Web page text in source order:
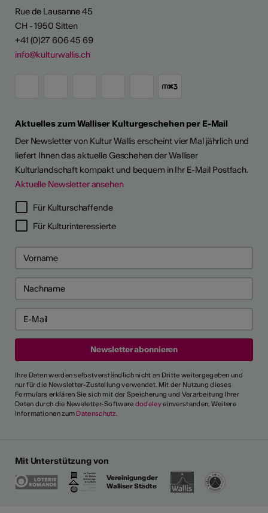
anzeigen
als
r
r
allgemeinen und
erklärt ausserdem den
Ausdrücken.
Rue de Lausanne 45
CH - 1950 Sitten
+41 (0)27 606 45 69
info@kulturwallis.ch
Aktuelles zum Walliser Kulturgeschehen per E-Mail
Der Newsletter von Kultur Wallis erscheint vier Mal jährlich und
liefert Ihnen das aktuelle Geschehen der Walliser
Kulturlandschaft kompakt und bequem in Ihr E-Mail Postfach.
Aktuelle Newsletter ansehen
Für Kulturschaffende
Für Kulturinteressierte
Ihre Daten werden selbstverständlich nicht an Dritte weitergegeben und
nur für die Newsletter-Zustellung verwendet. Mit der Nutzung dieses
Formulars erklären Sie sich mit der Speicherung und Verarbeitung Ihrer
Daten durch die Newsletter-Software dodeleyeinverstanden. Weitere
Informationen zum Datenschutz.
Mit Unterstützung von
Vereinigung der
Walliser Städte